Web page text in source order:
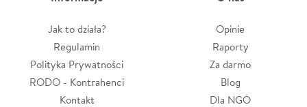
Jak to działa?
Regulamin
Polityka Prywatności
RODO - Kontrahenci
Kontakt
Opinie
Raporty
Za darmo
Blog
Dla NGO